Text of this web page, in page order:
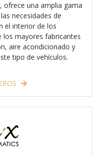
ofrece una amplia gama
necesidades de
el interior de los
los mayores fabricantes
aire acondicionado y
tipo de vehículos.